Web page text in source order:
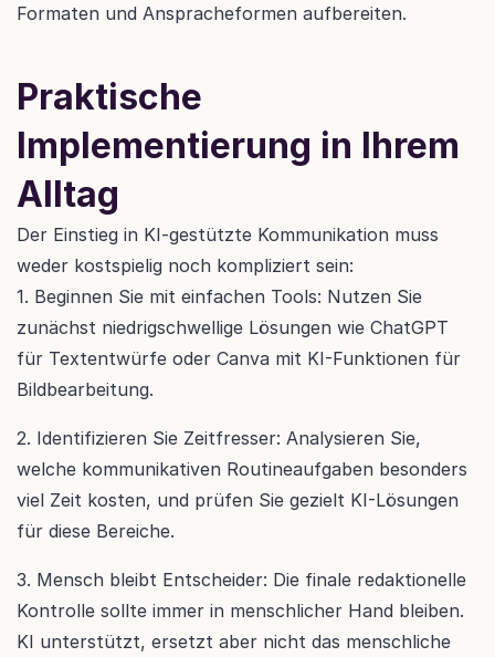
Formaten und Anspracheformen aufbereiten.
Praktische
Implementierung in Ihrem
Alltag
Der Einstieg in KI-gestützte Kommunikation muss
weder kostspielig noch kompliziert sein:
1. Beginnen Sie mit einfachen Tools: Nutzen Sie
zunächst niedrigschwellige Lösungen wie ChatGPT
für Textentwürfe oder Canva mit KI-Funktionen für
Bildbearbeitung.
2. Identifizieren Sie Zeitfresser: Analysieren Sie,
welche kommunikativen Routineaufgaben besonders
viel Zeit kosten, und prüfen Sie gezielt KI-Lösungen
für diese Bereiche.
3. Mensch bleibt Entscheider: Die finale redaktionelle
Kontrolle sollte immer in menschlicher Hand bleiben.
KI unterstützt, ersetzt aber nicht das menschliche